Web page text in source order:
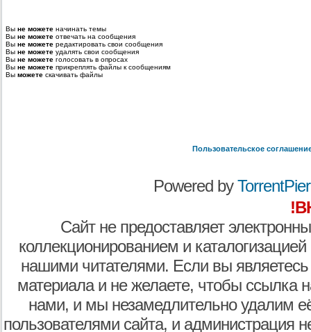
Вы не можете начинать темы
Вы не можете отвечать на сообщения
Вы не можете редактировать свои сообщения
Вы не можете удалять свои сообщения
Вы не можете голосовать в опросах
Вы не можете прикреплять файлы к сообщениям
Вы можете скачивать файлы
Пользовательское
Powered by
Сайт не предоставляет
коллекционированием и
нашими читателями. Если вы являетесь
материала и не желаете, чтобы ссылка
нами, и мы незамедлительно удалим
пользователями сайта, и администрация